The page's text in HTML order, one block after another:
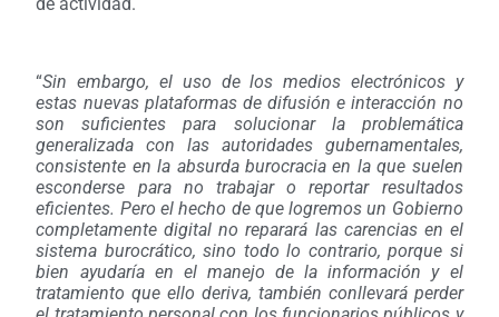
“Sin embargo, el uso de los medios electrónicos y
estas nuevas plataformas de difusión e interacción no
son suficientes para solucionar la problemática
generalizada con las autoridades gubernamentales,
consistente en la absurda burocracia en la que suelen
esconderse para no trabajar o reportar resultados
eficientes. Pero el hecho de que logremos un Gobierno
completamente digital no reparará las carencias en el
sistema burocrático, sino todo lo contrario, porque si
bien ayudaría en el manejo de la información y el
tratamiento que ello deriva, también conllevará perder